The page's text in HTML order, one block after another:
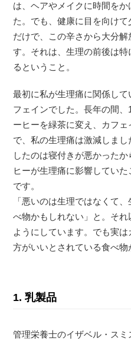
は、ヘアやメイクに時間を
た。でも、健康に目を向け
だけで、この辛さから大分
す。それは、生理の前後は
るということ。
最初に私が生理痛に関係し
フェインでした。長年の間
ーヒーを緑茶に変え、カフ
で、私の生理痛は激減しま
したのは寝付きが悪かった
ヒーが生理痛に影響してい
です。
「悪いのは生理ではなくて
べ物かもしれない」と。そ
ようにしています。でも実
方がいいとされている食べ物
1. 乳製品
管理栄養士のイザベル・ス